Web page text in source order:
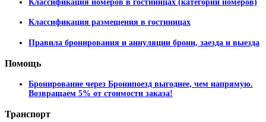
Классификация номеров в гостиницах (категории номеров)
Классификация размещения в гостиницах
Правила бронирования и аннуляции брони, заезда и выезда
Помощь
Бронирование через Бронипоезд выгоднее, чем напрямую.
Возвращаем 5% от стоимости заказа!
Транспорт